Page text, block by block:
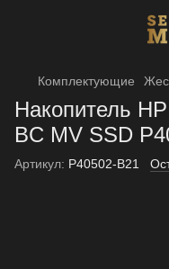
Комплектующие
Накопитель
BC MV SSD
Артикул: P40502-B21